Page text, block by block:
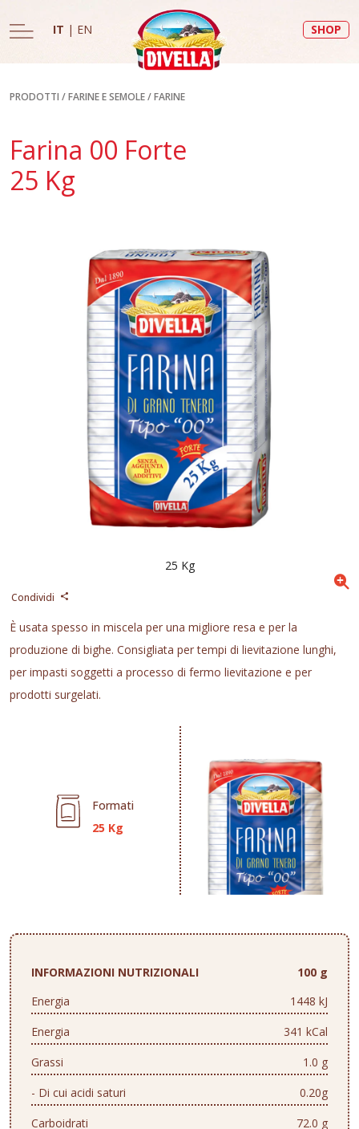
IT | EN SHOP
PRODOTTI /FARINE E SEMOLE/FARINE
Farina 00 Forte
25 Kg
Condividi
È usata spesso in miscela per una migliore resa e per la
produzione di bighe. Consigliata per tempi di lievitazione lunghi,
per impasti soggetti a processo di fermo lievitazione e per
prodotti surgelati.
Formati
25 Kg
INFORMAZIONI NUTRIZIONALI
100 g
Energia
1448 kJ
Energia
341 kCal
Grassi
1.0 g
- Di cui acidi saturi
0.20g
Carboidrati
72.0 g
25 Kg